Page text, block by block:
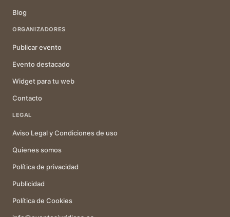
Blog
ORGANIZADORES
Publicar evento
Evento destacado
Widget para tu web
Contacto
LEGAL
Aviso Legal y Condiciones de uso
Quienes somos
Política de privacidad
Publicidad
Política de Cookies